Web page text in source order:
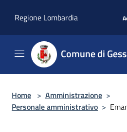
Regione Lombardia
Comune di
Home > Amministrazione >
Personale amministrativo >